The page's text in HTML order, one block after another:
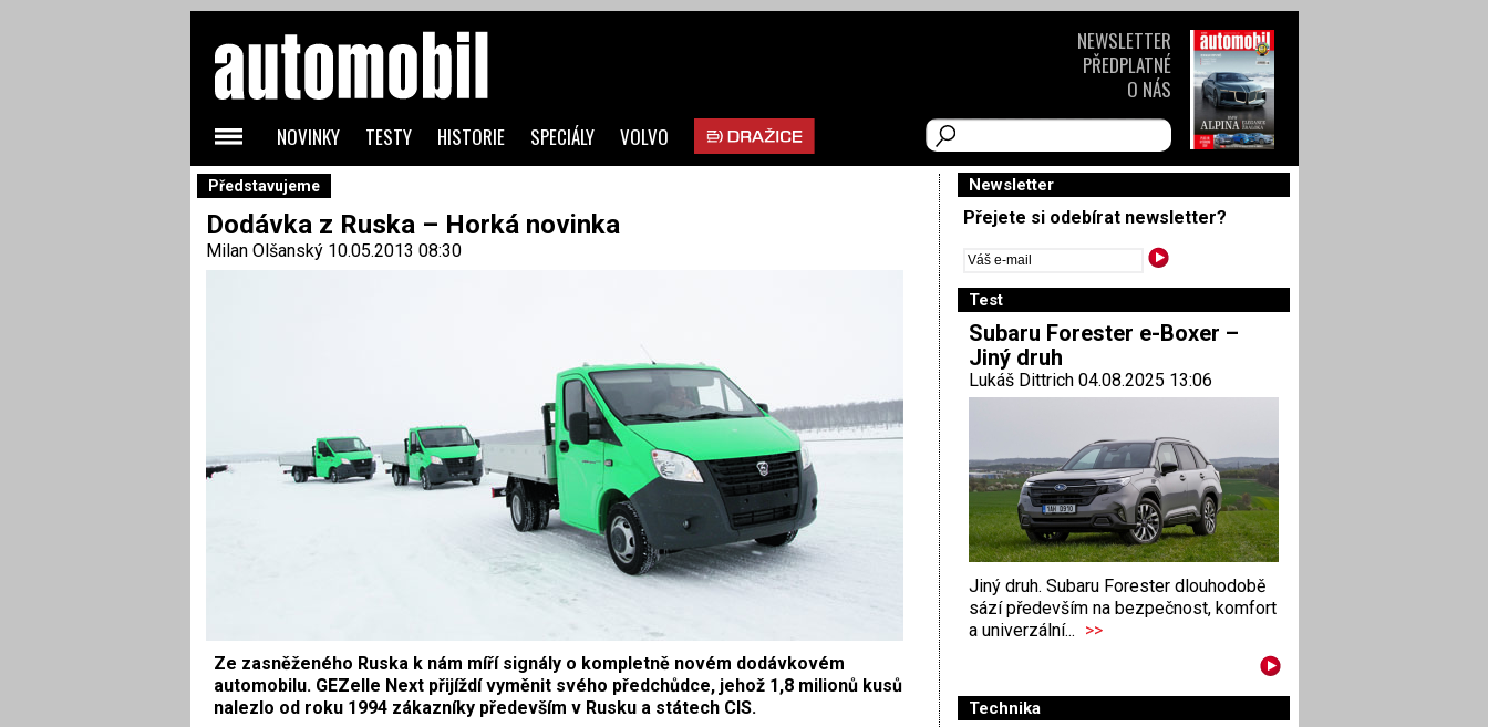
Představujeme
Dodávka z Ruska – Horká novinka
Milan Olšanský10.05.2013 08:30
Ze zasněženého Ruska k nám míří signály o kompletně novém dodávkovém
automobilu. GEZelle Next přijíždí vyměnit svého předchůdce, jehož 1,8 milionů kusů
nalezlo od roku 1994 zákazníky především v Rusku a státech CIS.
Newsletter
Přejete si odebírat newsletter?
Test
Subaru Forester e-Boxer –
Jiný druh
Lukáš Dittrich 04.08.2025 13:06
Jiný druh. Subaru Forester dlouhodobě
sází především na bezpečnost, komfort
a univerzální... >>
Technika
NOVINKY TESTY HISTORIE SPECIÁLY VOLVO
NEWSLETTER
PŘEDPLATNÉ
O NÁS